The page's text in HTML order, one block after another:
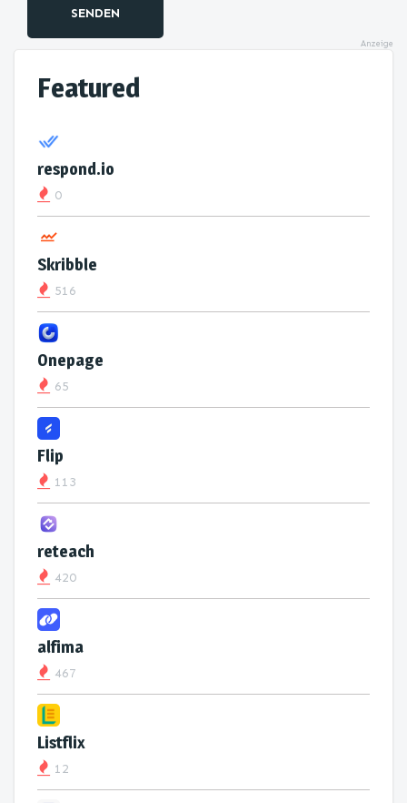
SENDEN
Anzeige
Featured
respond.io
0
Skribble
516
Onepage
65
Flip
113
reteach
420
alfima
467
Listflix
12